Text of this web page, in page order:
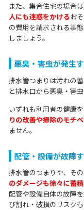
また、集合住宅の場合
人にも迷惑をかけるお
の費用を請求される事
しましょう。
悪臭・害虫が発生
排水管つまりは汚れの
と排水口から悪臭・害
いずれも利用者の健康
りの改善や掃除のモチ
ません。
配管・設備が故障
排水管のつまりや、そ
のダメージも徐々に蓄積
配管や設備自体の故障
び割れ・破損のリスクも